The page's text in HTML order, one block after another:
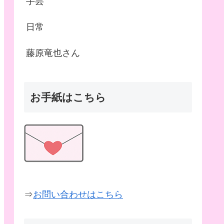
日常
藤原竜也さん
お手紙はこちら
⇒お問い合わせはこちら